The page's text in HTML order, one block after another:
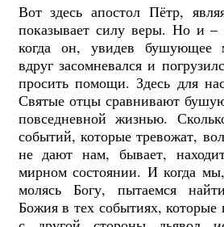
Вот здесь апостол Пётр,
показывает силу веры. Но и –
когда он, увидев бушующее
вдруг засомневался и
просить помощи.Здесь для
Святые отцы сравнивают
повседневной жизнью.
событий, которые тревожат,
не дают нам, бывает,
мирном состоянии. И когда
молясь Богу, пытаемся
Божия в тех событиях, которые